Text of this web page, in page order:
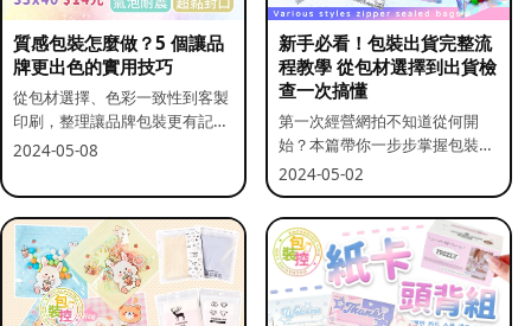
質感包裝怎麼做？5 個讓品
牌更出色的實用技巧
從包材選擇、色彩一致性到客製
印刷，整理讓品牌包裝更有記憶
點的實用做法。
2024-05-08
新手必看！包裝出貨完整流
程教學 從包材選擇到出貨檢
查一次搞懂
第一次經營網拍不知道從何開
始？本篇帶你一步步掌握包裝流
程與出貨前檢查重點。
2024-05-02